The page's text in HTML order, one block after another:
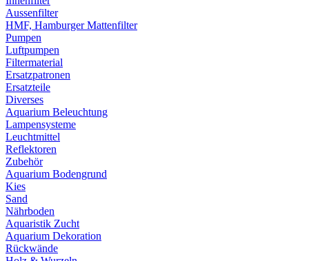
Aussenfilter
HMF, Hamburger Mattenfilter
Pumpen
Luftpumpen
Filtermaterial
Ersatzpatronen
Ersatzteile
Diverses
Aquarium Beleuchtung
Lampensysteme
Leuchtmittel
Reflektoren
Zubehör
Aquarium Bodengrund
Kies
Sand
Nährboden
Aquaristik Zucht
Aquarium Dekoration
Rückwände